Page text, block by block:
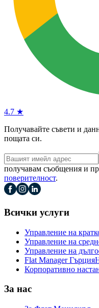
4.7 ★
Получавайте съвети и
пощата си.
получавам съобщения и
поверителност.
Всички услуги
Управление на
Управление на
Управление на
Flat Manager Гърция
Корпоративно
За нас